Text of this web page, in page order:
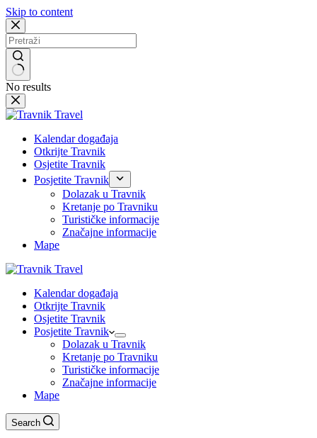
Skip to content
No results
Kalendar događaja
Otkrijte Travnik
Osjetite Travnik
Posjetite Travnik
Dolazak u Travnik
Kretanje po Travniku
Turističke informacije
Značajne informacije
Mape
Kalendar događaja
Otkrijte Travnik
Osjetite Travnik
Posjetite Travnik
Dolazak u Travnik
Kretanje po Travniku
Turističke informacije
Značajne informacije
Mape
Search